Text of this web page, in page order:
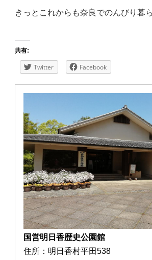
きっとこれからも奈良でのんびり暮
共有:
Twitter Facebook
国営明日香歴史公園館
住所：明日香村平田538